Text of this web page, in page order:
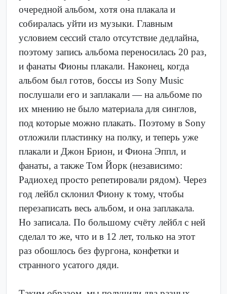
очередной альбом, хотя она плакала и
собиралась уйти из музыки. Главным
условием сессий стало отсутствие дедлайна,
поэтому запись альбома переносилась 20 раз,
и фанаты Фионы плакали. Наконец, когда
альбом был готов, боссы из Sony Music
послушали его и заплакали — на альбоме по
их мнению не было материала для синглов,
под которые можно плакать. Поэтому в Sony
отложили пластинку на полку, и теперь уже
плакали и Джон Брион, и Фиона Эппл, и
фанаты, а также Том Йорк (независимо:
Радиохед просто репетировали рядом). Через
год лейбл склонил Фиону к тому, чтобы
перезаписать весь альбом, и она заплакала.
Но записала. По большому счёту лейбл с ней
сделал то же, что и в 12 лет, только на этот
раз обошлось без фургона, конфетки и
странного усатого дяди.